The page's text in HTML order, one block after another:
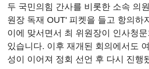
두 국민의힘 간사를 비롯한 소속 의
원장 독재 OUT' 피켓을 들고 항의하
이에 맞서면서 최 위원장이 인사청
있습니다. 이후 재개된 회의에서도
성이 이어져 정회 선언 후 다시 진행